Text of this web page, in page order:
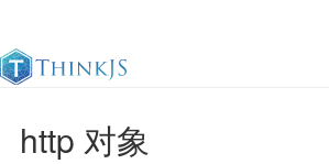
官方文档
http 对象